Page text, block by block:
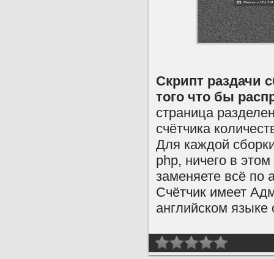
Скрипт раздачи
того что бы
страница
счётчика
Для каждой
php, ничего в
заменяете всё по
Счётчик имеет
английском